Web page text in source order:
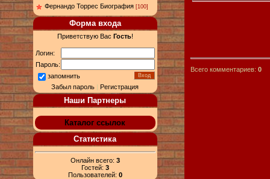
Фернандо Торрес Биография [100]
Форма входа
Приветствую Вас Гость!
Логин:
Пароль:
запомнить
Забыл пароль |Регистрация
Наши Партнеры
Каталог ссылок
Статистика
Онлайн всего: 3
Гостей: 3
Пользователей: 0
Всего комментариев: 0